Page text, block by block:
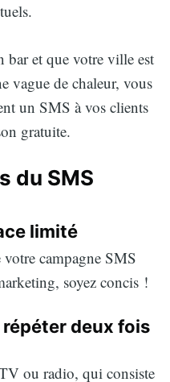
bar et que votre ville est
vague de chaleur, vous
un SMS à vos clients
gratuite.
du SMS
limité
campagne SMS
soyez concis !
deux fois
ou radio, qui consiste